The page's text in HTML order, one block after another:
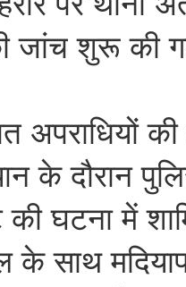
जांच शुरू की
अपराधियों
के दौरान
की घटना में
के साथ